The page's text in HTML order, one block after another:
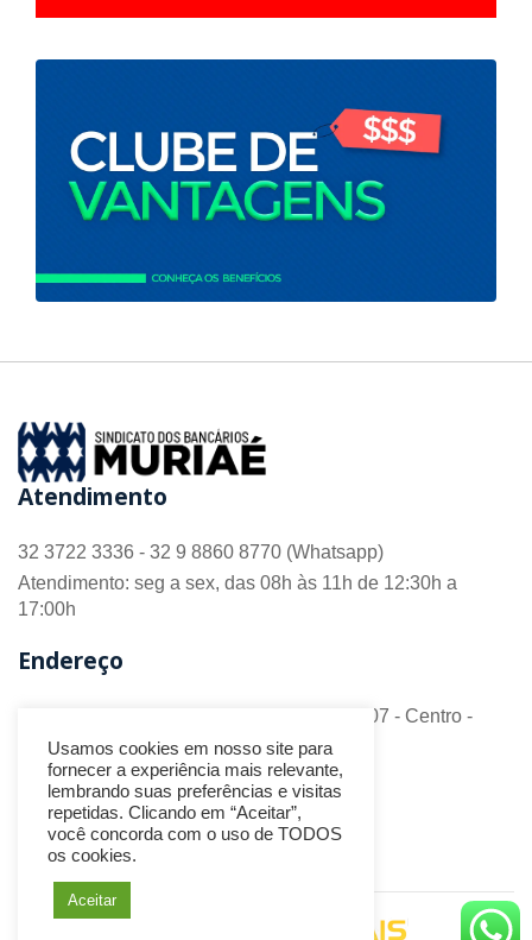
Atendimento
32 3722 3336 - 32 9 8860 8770 (Whatsapp)
Atendimento: seg a sex, das 08h às 11h de 12:30h a
17:00h
Endereço
R. Barão do Monte Alto nº 70 - Sala 306/307 - Centro -
CEP 36.880-018 - Muriaé/MG
Redes Sociais
Usamos cookies em nosso site para
fornecer a experiência mais relevante,
lembrando suas preferências e visitas
repetidas. Clicando em “Aceitar”,
você concorda com o uso de TODOS
os cookies.
Aceitar